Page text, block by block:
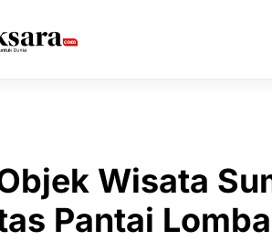
Wisata
Pantai